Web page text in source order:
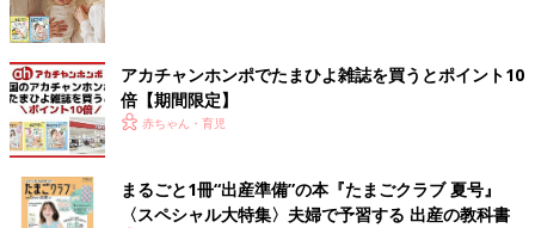
アカチャンホンポでたまひよ雑誌を買うとポイント10
倍【期間限定】
赤ちゃん・育児
まるごと1冊“出産準備”の本『たまごクラブ 夏号』
〈スペシャル大特集〉夫婦で予習する 出産の教科書